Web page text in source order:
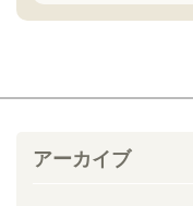
アーカイブ